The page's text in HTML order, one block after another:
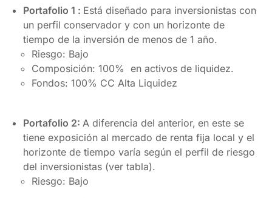
Portafolio 1 : Está diseñado para inversionistas con
un perfil conservador y con un horizonte de
tiempo de la inversión de menos de 1 año.
Riesgo: Bajo
Composición: 100% en activos de liquidez.
Fondos: 100% CC Alta Liquidez
Portafolio 2: A diferencia del anterior, en este se
tiene exposición al mercado de renta fija local y el
horizonte de tiempo varía según el perfil de riesgo
del inversionistas (ver tabla).
Riesgo: Bajo